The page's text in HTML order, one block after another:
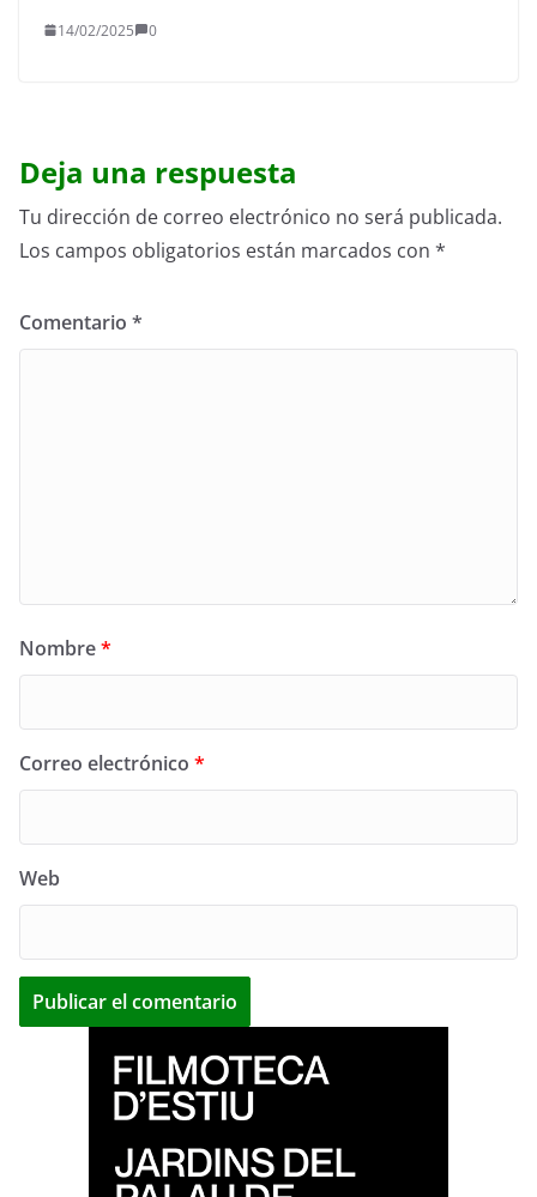
14/02/2025 0
Deja una respuesta
Tu dirección de correo electrónico no será publicada.
Los campos obligatorios están marcados con *
Comentario *
Nombre*
Correo electrónico *
Web